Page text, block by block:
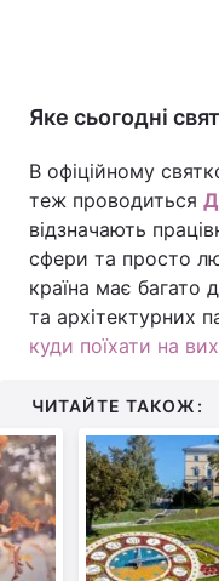
Яке сьогодні
В офіційному
теж проводиться
відзначають
сфери та просто
країна має багато
та архітектурних
куди поїхати на
ЧИТАЙТЕ ТАКОЖ: